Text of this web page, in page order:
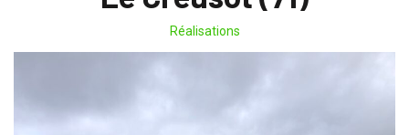
Réalisations